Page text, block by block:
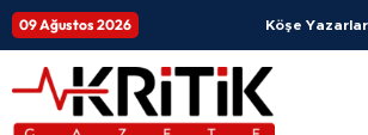
09 Ağustos 2026 Köşe